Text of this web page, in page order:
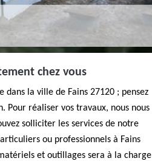
chez vous
dans la ville de Fains 27120 ; pensez
Pour réaliser vos travaux, nous nous
solliciter les services de notre
ou professionnels à Fains
et outillages sera à la charge